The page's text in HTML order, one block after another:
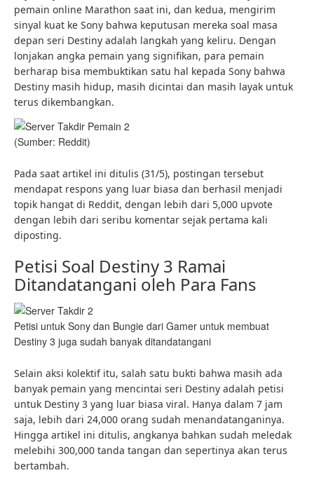
pemain online Marathon saat ini, dan kedua, mengirim
sinyal kuat ke Sony bahwa keputusan mereka soal masa
depan seri Destiny adalah langkah yang keliru. Dengan
lonjakan angka pemain yang signifikan, para pemain
berharap bisa membuktikan satu hal kepada Sony bahwa
Destiny masih hidup, masih dicintai dan masih layak untuk
terus dikembangkan.
(Sumber: Reddit)
Pada saat artikel ini ditulis (31/5), postingan tersebut
mendapat respons yang luar biasa dan berhasil menjadi
topik hangat di Reddit, dengan lebih dari 5,000 upvote
dengan lebih dari seribu komentar sejak pertama kali
diposting.
Petisi Soal Destiny 3 Ramai
Ditandatangani oleh Para Fans
Petisi untuk Sony dan Bungie dari Gamer untuk membuat
Destiny 3 juga sudah banyak ditandatangani
Selain aksi kolektif itu, salah satu bukti bahwa masih ada
banyak pemain yang mencintai seri Destiny adalah petisi
untuk Destiny 3 yang luar biasa viral. Hanya dalam 7 jam
saja, lebih dari 24,000 orang sudah menandatanganinya.
Hingga artikel ini ditulis, angkanya bahkan sudah meledak
melebihi 300,000 tanda tangan dan sepertinya akan terus
bertambah.